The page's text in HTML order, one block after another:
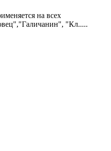
на всех
"Кл.....